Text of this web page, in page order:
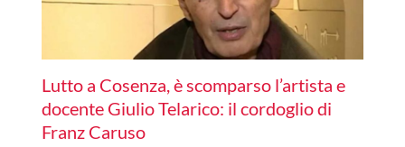
Lutto a Cosenza, è scomparso l’artista e
docente Giulio Telarico: il cordoglio di
Franz Caruso